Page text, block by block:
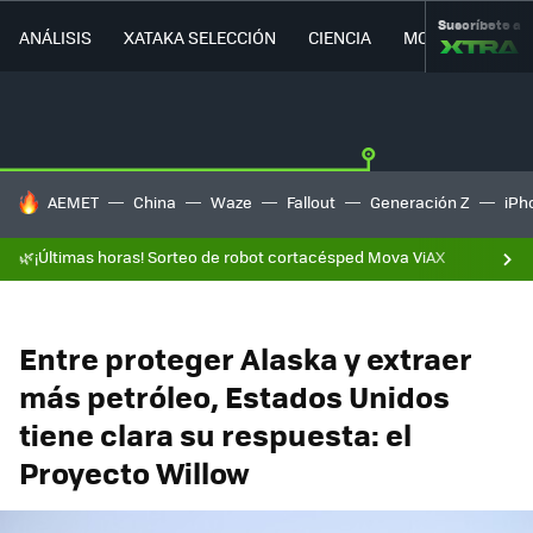
ANÁLISIS XATAKA SELECCIÓN CIENCIA MOVILIDAD
Suscríbete a
HOY SE HABLA DE
AEMET China Waze Fallout Generación Z
🌿¡Últimas horas! Sorteo de robot cortacésped Mova ViAX
Entre proteger Alaska y extraer
más petróleo, Estados Unidos
tiene clara su respuesta: el
Proyecto Willow